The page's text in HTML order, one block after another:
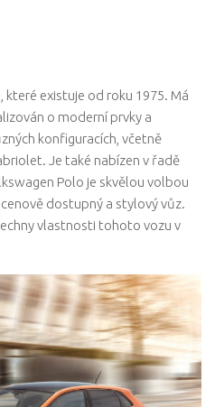
existuje od roku 1975. Má
o moderní prvky a
konfiguracích, včetně
Je také nabízen v řadě
Polo je skvělou volbou
dostupný a stylový vůz.
vlastnosti tohoto vozu v